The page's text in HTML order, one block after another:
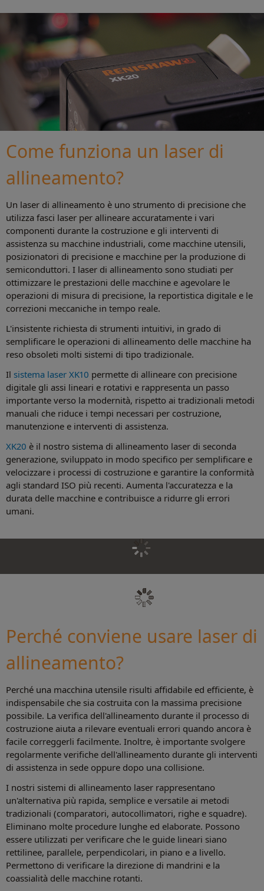
Come funziona un laser di
allineamento?
Un laser di allineamento è uno strumento di precisione che
utilizza fasci laser per allineare accuratamente i vari
componenti durante la costruzione e gli interventi di
assistenza su macchine industriali, come macchine utensili,
posizionatori di precisione e macchine per la produzione di
semiconduttori. I laser di allineamento sono studiati per
ottimizzare le prestazioni delle macchine e agevolare le
operazioni di misura di precisione, la reportistica digitale e le
correzioni meccaniche in tempo reale.
L'insistente richiesta di strumenti intuitivi, in grado di
semplificare le operazioni di allineamento delle macchine ha
reso obsoleti molti sistemi di tipo tradizionale.
Il sistema laser XK10 permette di allineare con precisione
digitale gli assi lineari e rotativi e rappresenta un passo
importante verso la modernità, rispetto ai tradizionali metodi
manuali che riduce i tempi necessari per costruzione,
manutenzione e interventi di assistenza.
XK20 è il nostro sistema di allineamento laser di seconda
generazione, sviluppato in modo specifico per semplificare e
velocizzare i processi di costruzione e garantire la conformità
agli standard ISO più recenti. Aumenta l'accuratezza e la
durata delle macchine e contribuisce a ridurre gli errori
umani.
Perché conviene usare laser di
allineamento?
Perché una macchina utensile risulti affidabile ed efficiente, è
indispensabile che sia costruita con la massima precisione
possibile. La verifica dell'allineamento durante il processo di
costruzione aiuta a rilevare eventuali errori quando ancora è
facile correggerli facilmente. Inoltre, è importante svolgere
regolarmente verifiche dell'allineamento durante gli interventi
di assistenza in sede oppure dopo una collisione.
I nostri sistemi di allineamento laser rappresentano
un'alternativa più rapida, semplice e versatile ai metodi
tradizionali (comparatori, autocollimatori, righe e squadre).
Eliminano molte procedure lunghe ed elaborate. Possono
essere utilizzati per verificare che le guide lineari siano
rettilinee, parallele, perpendicolari, in piano e a livello.
Permettono di verificare la direzione di mandrini e la
coassialità delle macchine rotanti.